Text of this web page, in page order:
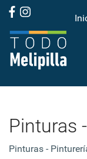
Pinturas
Pinturas -